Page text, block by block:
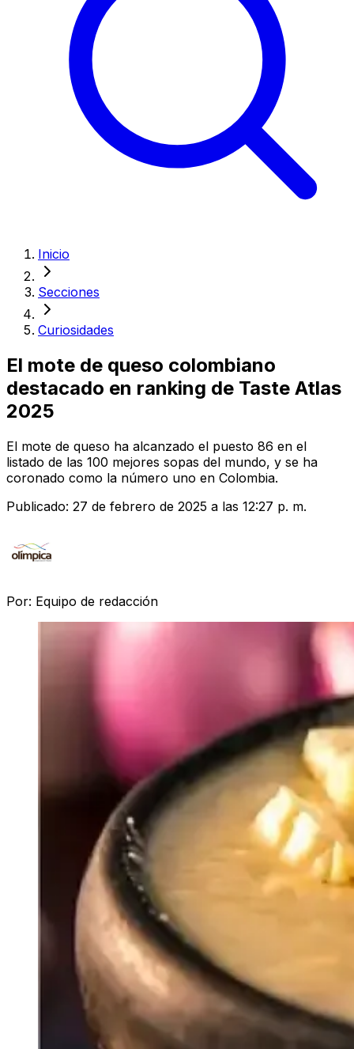
Inicio
Secciones
Curiosidades
El mote de queso colombiano
destacado en ranking de Taste Atlas
2025
El mote de queso ha alcanzado el puesto 86 en el
listado de las 100 mejores sopas del mundo, y se ha
coronado como la número uno en Colombia.
Publicado: 27 de febrero de 2025 a las 12:27 p. m.
Por: Equipo de redacción